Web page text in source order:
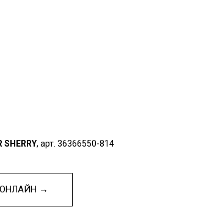
, арт. 36366550-814
→